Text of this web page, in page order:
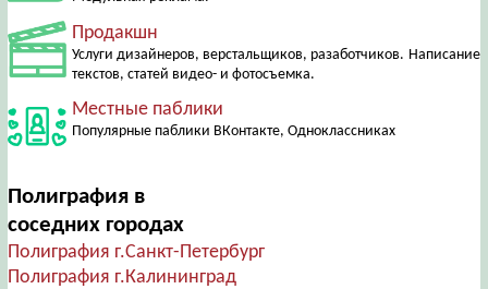
Продакшн
Услуги дизайнеров, верстальщиков, разаботчиков. Написание
текстов, статей видео- и фотосъемка.
Местные паблики
Популярные паблики ВКонтакте, Одноклассниках
Полиграфия в
соседних городах
Полиграфия г.Санкт-Петербург
Полиграфия г.Калининград